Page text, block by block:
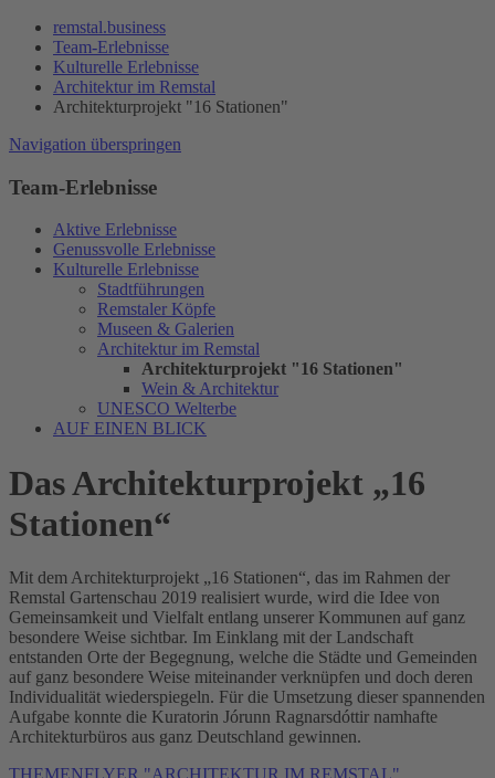
remstal.business
Team-Erlebnisse
Kulturelle Erlebnisse
Architektur im Remstal
Architekturprojekt "16 Stationen"
Navigation überspringen
Team-Erlebnisse
Aktive Erlebnisse
Genussvolle Erlebnisse
Kulturelle Erlebnisse
Stadtführungen
Remstaler Köpfe
Museen & Galerien
Architektur im Remstal
Architekturprojekt "16 Stationen"
Wein & Architektur
UNESCO Welterbe
AUF EINEN BLICK
Das Architekturprojekt „16
Stationen“
Mit dem Architekturprojekt „16 Stationen“, das im Rahmen der
Remstal Gartenschau 2019 realisiert wurde, wird die Idee von
Gemeinsamkeit und Vielfalt entlang unserer Kommunen auf ganz
besondere Weise sichtbar. Im Einklang mit der Landschaft
entstanden Orte der Begegnung, welche die Städte und Gemeinden
auf ganz besondere Weise miteinander verknüpfen und doch deren
Individualität wiederspiegeln. Für die Umsetzung dieser spannenden
Aufgabe konnte die Kuratorin Jórunn Ragnarsdóttir namhafte
Architekturbüros aus ganz Deutschland gewinnen.